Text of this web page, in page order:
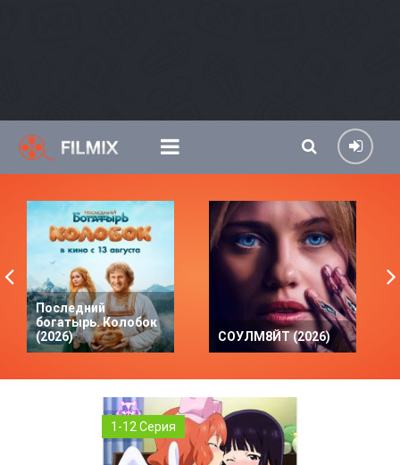
Последний
богатырь. Колобок
(2026)
СОУЛМ8ЙТ (2026)
1-12 Серия